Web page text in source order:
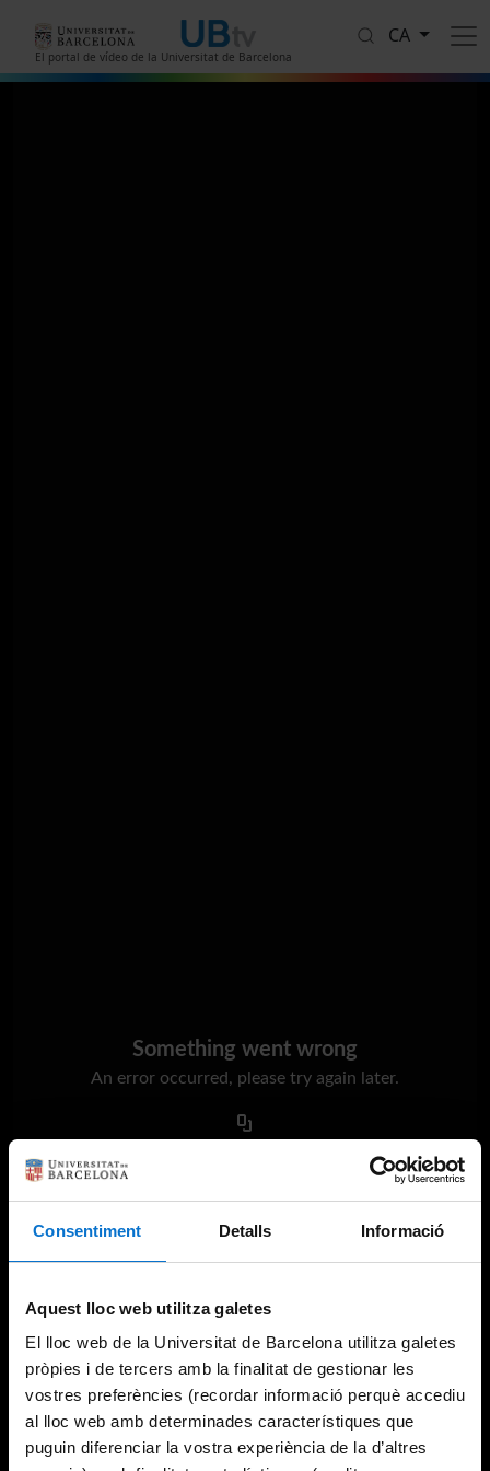
Consentiment Detalls Informació
Aquest lloc web utilitza galetes
El lloc web de la Universitat de Barcelona utilitza galetes
pròpies i de tercers amb la finalitat de gestionar les
vostres preferències (recordar informació perquè accediu
al lloc web amb determinades característiques que
puguin diferenciar la vostra experiència de la d’altres
El portal de vídeo de la Universitat de Barcelona
CA
Something went wrong
An error occurred, please try again later.